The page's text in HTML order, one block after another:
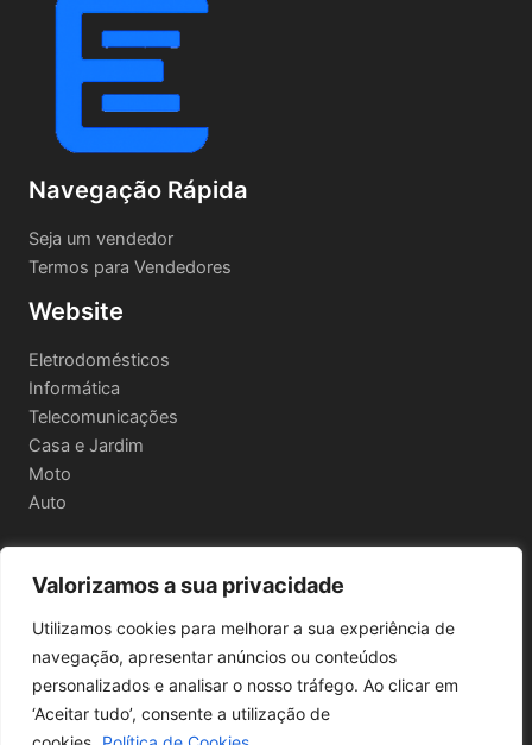
Valorizamos a sua privacidade
Utilizamos cookies para melhorar a sua experiência de
navegação, apresentar anúncios ou conteúdos
personalizados e analisar o nosso tráfego. Ao clicar em
‘Aceitar tudo’, consente a utilização de
Navegação Rápida
Seja um vendedor
Termos para Vendedores
Website
Eletrodomésticos
Informática
Telecomunicações
Casa e Jardim
Moto
Auto
Informações Legais
Política de privacidade
Termos e Condições
Política de Envio e Devoluções